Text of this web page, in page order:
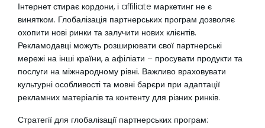
Інтернет стирає кордони, і affiliate маркетинг не є
винятком. Глобалізація партнерських програм дозволяє
охопити нові ринки та залучити нових клієнтів.
Рекламодавці можуть розширювати свої партнерські
мережі на інші країни, а афіліати – просувати продукти та
послуги на міжнародному рівні. Важливо враховувати
культурні особливості та мовні барєри при адаптації
рекламних матеріалів та контенту для різних ринків.
Стратегії для глобалізації партнерських програм: